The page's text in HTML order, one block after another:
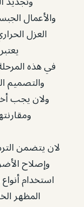
والأعمال
العزل
في هذه
والتصميم
ولان يجب
لان يتضمن
وإصلاح
استخدام
المظهر